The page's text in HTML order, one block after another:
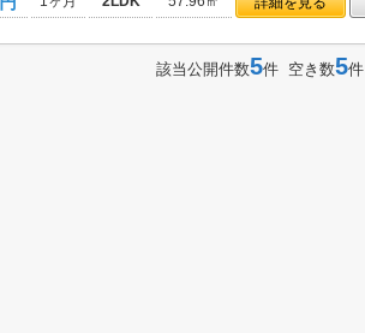
該当公開件数5件 空き数5件